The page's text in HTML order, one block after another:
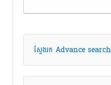
ស្វែងរក Advance search